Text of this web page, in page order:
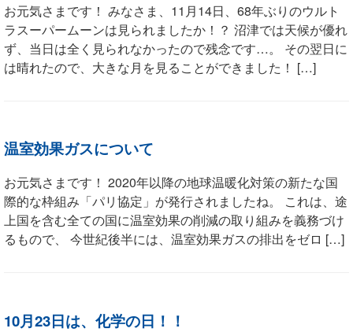
お元気さまです！ みなさま、11月14日、68年ぶりのウルト
ラスーパームーンは見られましたか！？ 沼津では天候が優れ
ず、当日は全く見られなかったので残念です…。 その翌日に
は晴れたので、大きな月を見ることができました！ […]
温室効果ガスについて
お元気さまです！ 2020年以降の地球温暖化対策の新たな国
際的な枠組み「パリ協定」が発行されましたね。 これは、途
上国を含む全ての国に温室効果の削減の取り組みを義務づけ
るもので、 今世紀後半には、温室効果ガスの排出をゼロ […]
10月23日は、化学の日！！